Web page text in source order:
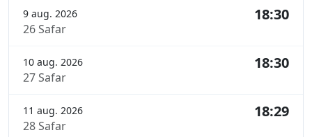
9 aug. 2026
26 Safar
18:30
10 aug. 2026
27 Safar
18:30
11 aug. 2026
28 Safar
18:29